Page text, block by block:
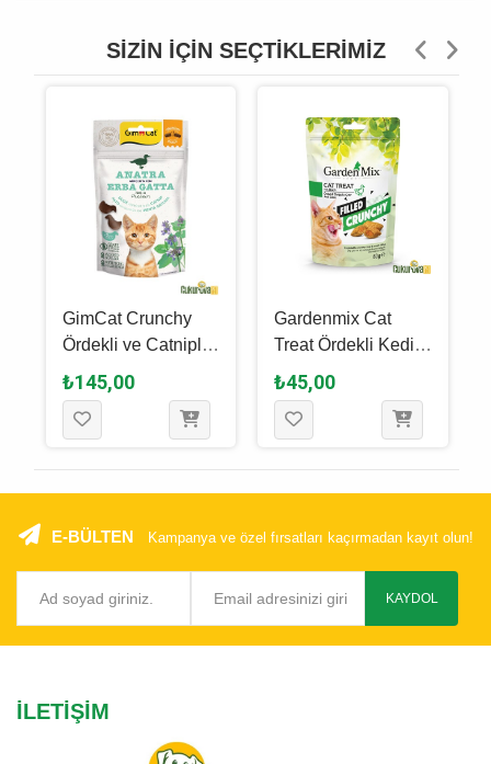
SIZIN İÇIN SEÇTIKLERIMIZ
GimCat Crunchy
Ördekli ve Catnipli
Kedi Ödül Maması
50 Gr
₺145,00
Gardenmix Cat
Treat Ördekli Kedi
Ödül Maması 60 Gr
₺45,00
E-BÜLTEN Kampanya ve özel fırsatları kaçırmadan kayıt olun!
KAYDOL
İLETIŞIM